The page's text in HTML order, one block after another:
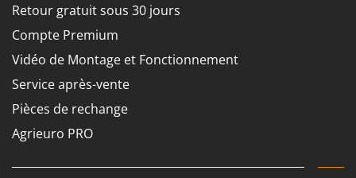
Fours électriques
Fraises à neige
Fraises rotatives pour tracteur
Friteuses sans huile
G
Générateurs d'air chaud
Godets à terre basculants pour tracteur
Diavola Pro
Diesse
Dreame
Retour gratuit sous 30 jours
Compte Premium
Vidéo de Montage et Fonctionnement
Service après-vente
Pièces de rechange
Agrieuro PRO